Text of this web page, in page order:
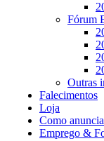
Fórum
Outras
Falecimentos
Loja
Como
Emprego &